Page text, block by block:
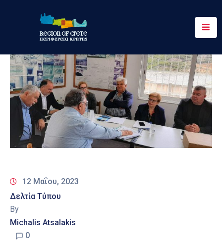
Περιφέρεια
Ενημέρωση
Έργα
&
Δράσεις
Ψηφιακές
Υπηρεσίες
12 Μαΐου, 2023
Δελτία Τύπου
By
Michalis Atsalakis
0